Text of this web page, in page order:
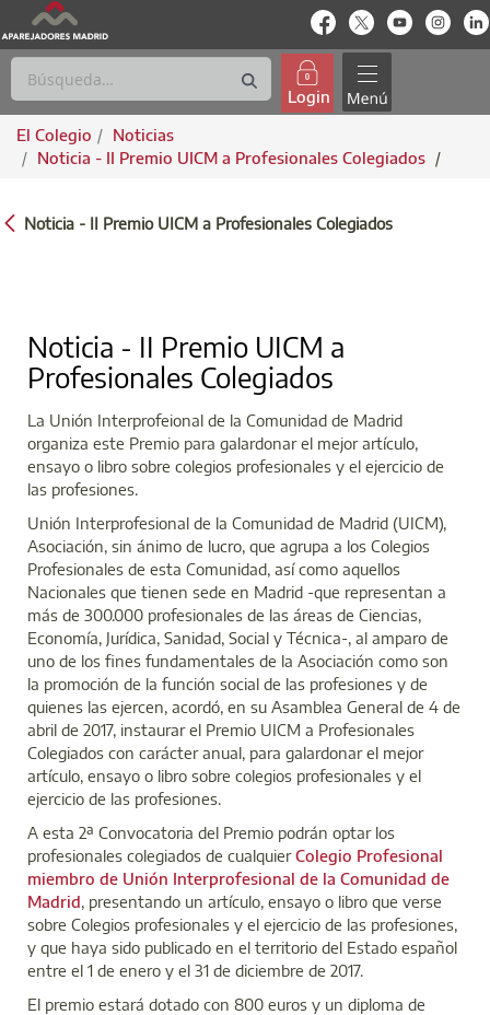
enlace-rrssenlace-rrss
enlace-
Login
El Colegio
Noticias
Noticia - II Premio UICM a Profesionales Colegiados /
NOTICIA - II PREMIO UICM A
Noticia - II Premio UICM a Profesionales Colegiados
Noticia - II Premio UICM a
Profesionales Colegiados
La Unión Interprofeional de la Comunidad de Madrid
organiza este Premio para galardonar el mejor artículo,
ensayo o libro sobre colegios profesionales y el ejercicio de
las profesiones.
Unión Interprofesional de la Comunidad de Madrid (UICM),
Asociación, sin ánimo de lucro, que agrupa a los Colegios
Profesionales de esta Comunidad, así como aquellos
Nacionales que tienen sede en Madrid -que representan a
más de 300.000 profesionales de las áreas de Ciencias,
Economía, Jurídica, Sanidad, Social y Técnica-, al amparo de
uno de los fines fundamentales de la Asociación como son
la promoción de la función social de las profesiones y de
quienes las ejercen, acordó, en su Asamblea General de 4 de
abril de 2017, instaurar el Premio UICM a Profesionales
Colegiados con carácter anual, para galardonar el mejor
artículo, ensayo o libro sobre colegios profesionales y el
ejercicio de las profesiones.
A esta 2ª Convocatoria del Premio podrán optar los
profesionales colegiados de cualquierColegio Profesional
miembro de Unión Interprofesional de la Comunidad de
Madrid, presentando un artículo, ensayo o libro que verse
sobre Colegios profesionales y el ejercicio de las profesiones,
y que haya sido publicado en el territorio del Estado español
entre el 1 de enero y el 31 de diciembre de 2017.
El premio estará dotado con 800 euros y un diploma de